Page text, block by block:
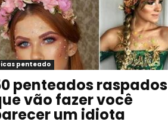
penteado
penteados raspados
vão fazer você
um idiota